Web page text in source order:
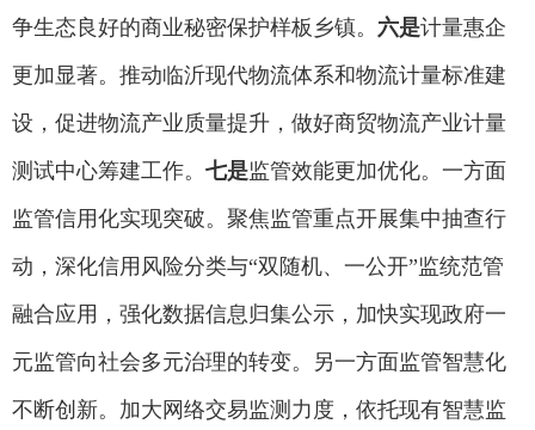
争生态良好的商业秘密保护样板乡镇。 六是计量惠企
更加显著。推动临沂现代物流体系和物流计量标准建
设，促进物流产业质量提升，做好商贸物流产业计量
测试中心筹建工作。 七是监管效能更加优化。一方面
监管信用化实现突破。聚焦监管重点开展集中抽查行
动，深化信用风险分类与“双随机、一公开”监统范管
融合应用，强化数据信息归集公示，加快实现政府一
元监管向社会多元治理的转变。另一方面监管智慧化
不断创新。加大网络交易监测力度，依托现有智慧监